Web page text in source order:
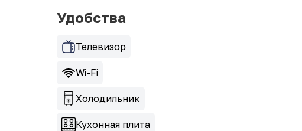
Удобства
Телевизор
Wi-Fi
Холодильник
Кухонная плита